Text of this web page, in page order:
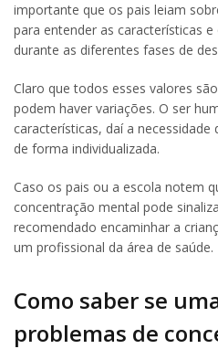
importante que os pais leiam
para entender as características
durante as diferentes fases de
Claro que todos esses valores
podem haver variações. O ser
características, daí a
de forma individualizada.
Caso os pais ou a escola notem
concentração mental pode
recomendado encaminhar a
um profissional da área de saúde.
Como saber se
problemas de